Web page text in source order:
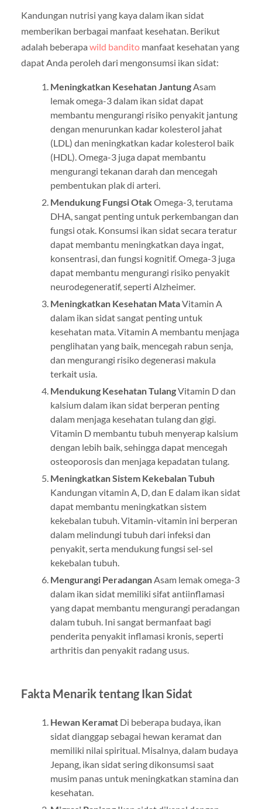
Kandungan nutrisi yang kaya dalam ikan sidat
memberikan berbagai manfaat kesehatan. Berikut
adalah beberapa wild banditomanfaat kesehatan yang
dapat Anda peroleh dari mengonsumsi ikan sidat:
Meningkatkan Kesehatan JantungAsam
lemak omega-3 dalam ikan sidat dapat
membantu mengurangi risiko penyakit jantung
dengan menurunkan kadar kolesterol jahat
(LDL) dan meningkatkan kadar kolesterol baik
(HDL). Omega-3 juga dapat membantu
mengurangi tekanan darah dan mencegah
pembentukan plak di arteri.
Mendukung Fungsi OtakOmega-3, terutama
DHA, sangat penting untuk perkembangan dan
fungsi otak. Konsumsi ikan sidat secara teratur
dapat membantu meningkatkan daya ingat,
konsentrasi, dan fungsi kognitif. Omega-3 juga
dapat membantu mengurangi risiko penyakit
neurodegeneratif, seperti Alzheimer.
Meningkatkan Kesehatan MataVitamin A
dalam ikan sidat sangat penting untuk
kesehatan mata. Vitamin A membantu menjaga
penglihatan yang baik, mencegah rabun senja,
dan mengurangi risiko degenerasi makula
terkait usia.
Mendukung Kesehatan TulangVitamin D dan
kalsium dalam ikan sidat berperan penting
dalam menjaga kesehatan tulang dan gigi.
Vitamin D membantu tubuh menyerap kalsium
dengan lebih baik, sehingga dapat mencegah
osteoporosis dan menjaga kepadatan tulang.
Meningkatkan Sistem Kekebalan Tubuh
Kandungan vitamin A, D, dan E dalam ikan sidat
dapat membantu meningkatkan sistem
kekebalan tubuh. Vitamin-vitamin ini berperan
dalam melindungi tubuh dari infeksi dan
penyakit, serta mendukung fungsi sel-sel
kekebalan tubuh.
Mengurangi PeradanganAsam lemak omega-3
dalam ikan sidat memiliki sifat antiinflamasi
yang dapat membantu mengurangi peradangan
dalam tubuh. Ini sangat bermanfaat bagi
penderita penyakit inflamasi kronis, seperti
arthritis dan penyakit radang usus.
Fakta Menarik tentang Ikan Sidat
Hewan KeramatDi beberapa budaya, ikan
sidat dianggap sebagai hewan keramat dan
memiliki nilai spiritual. Misalnya, dalam budaya
Jepang, ikan sidat sering dikonsumsi saat
musim panas untuk meningkatkan stamina dan
kesehatan.